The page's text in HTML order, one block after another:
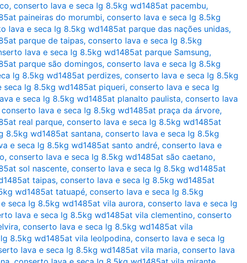
, conserto lava e seca lg 8.5kg wd1485at pacembu,
paineiras do morumbi, conserto lava e seca lg 8.5kg
lava e seca lg 8.5kg wd1485at parque das nações unidas,
parque de taipas, conserto lava e seca lg 8.5kg
lava e seca lg 8.5kg wd1485at parque Samsung,
parque são domingos, conserto lava e seca lg 8.5kg
lg 8.5kg wd1485at perdizes, conserto lava e seca lg 8.5kg
seca lg 8.5kg wd1485at piqueri, conserto lava e seca lg
e seca lg 8.5kg wd1485at planalto paulista, conserto lava
conserto lava e seca lg 8.5kg wd1485at praça da árvore,
real parque, conserto lava e seca lg 8.5kg wd1485at
8.5kg wd1485at santana, conserto lava e seca lg 8.5kg
e seca lg 8.5kg wd1485at santo andré, conserto lava e
, conserto lava e seca lg 8.5kg wd1485at são caetano,
sol nascente, conserto lava e seca lg 8.5kg wd1485at
taipas, conserto lava e seca lg 8.5kg wd1485at
wd1485at tatuapé, conserto lava e seca lg 8.5kg
seca lg 8.5kg wd1485at vila aurora, conserto lava e seca lg
lava e seca lg 8.5kg wd1485at vila clementino, conserto
, conserto lava e seca lg 8.5kg wd1485at vila
8.5kg wd1485at vila leolpodina, conserto lava e seca lg
lava e seca lg 8.5kg wd1485at vila maria, conserto lava